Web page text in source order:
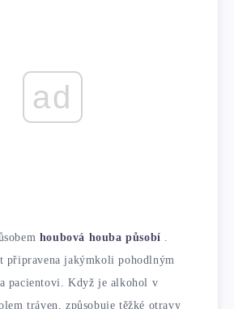
ad
houbová houba působí .
připravena jakýmkoli pohodlným
pacientovi. Když je alkohol v
tráven, způsobuje těžké otravy